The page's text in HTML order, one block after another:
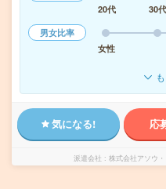
20代
30代
男女比率
女性
気になる! 応
派遣会社 株式会社アソウ